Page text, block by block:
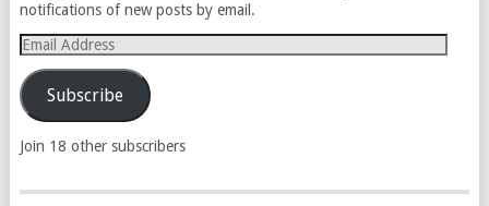
notifications of new posts by email.
Email
Address
Subscribe
Join 18 other subscribers